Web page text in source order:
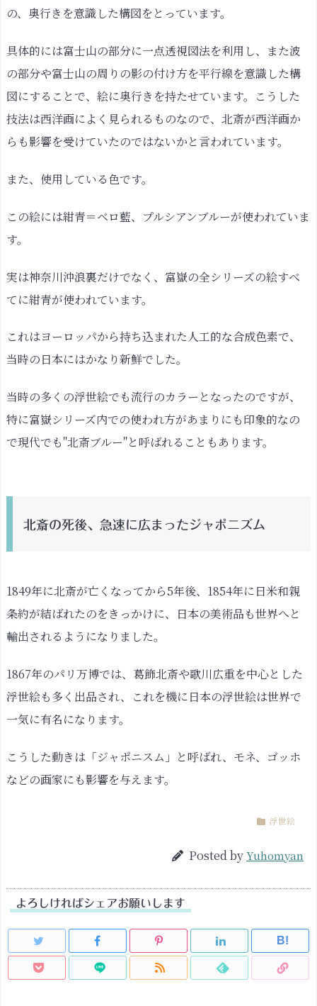
の、奥行きを意識した構図をとっています。
具体的には富士山の部分に一点透視図法を利用し、また波
の部分や富士山の周りの影の付け方を平行線を意識した構
図にすることで、絵に奥行きを持たせています。こうした
技法は西洋画によく見られるものなので、北斎が西洋画か
らも影響を受けていたのではないかと言われています。
また、使用している色です。
この絵には紺青＝ベロ藍、プルシアンブルーが使われていま
す。
実は神奈川沖浪裏だけでなく、富嶽の全シリーズの絵すべ
てに紺青が使われています。
これはヨーロッパから持ち込まれた人工的な合成色素で、
当時の日本にはかなり新鮮でした。
当時の多くの浮世絵でも流行のカラーとなったのですが、
特に富嶽シリーズ内での使われ方があまりにも印象的なの
で現代でも"北斎ブルー"と呼ばれることもあります。
北斎の死後、急速に広まったジャポニズム
1849年に北斎が亡くなってから5年後、1854年に日米和親
条約が結ばれたのをきっかけに、日本の美術品も世界へと
輸出されるようになりました。
1867年のパリ万博では、葛飾北斎や歌川広重を中心とした
浮世絵も多く出品され、これを機に日本の浮世絵は世界で
一気に有名になります。
こうした動きは「ジャポニスム」と呼ばれ、モネ、ゴッホ
などの画家にも影響を与えます。
浮世絵
Posted byYuhomyan
よろしければシェアお願いします
B!